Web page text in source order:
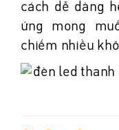
cách dễ dàng
ứng mong
chiếm nhiều